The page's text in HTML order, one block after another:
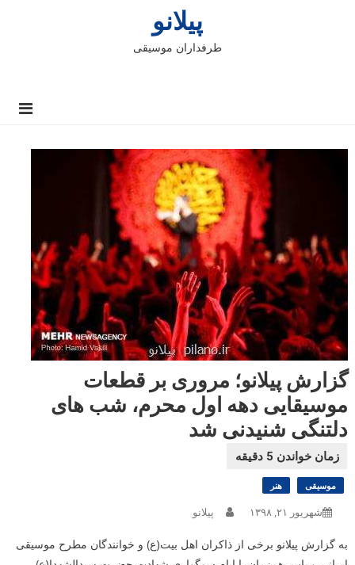
پیلانو
طرفداران موسیقی
گزارش پیلانو؛ مروری بر قطعات
موسیقایی دهه اول محرم، شب های
دلتنگی شنیدنی شد
موسیقی هنر
شهریور ۲۱, ۱۳۹۸ پیلانو
به گزارش پیلانو برخی از ذاکران اهل بیت(ع) و خوانندگان مطرح موسیقی